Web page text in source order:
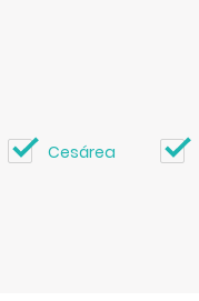
Cesárea